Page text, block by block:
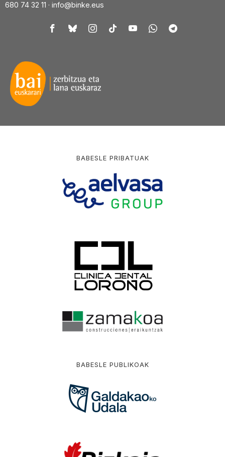
680 74 32 11 · info@binke.eus
BABESLE PRIBATUAK
BABESLE PUBLIKOAK